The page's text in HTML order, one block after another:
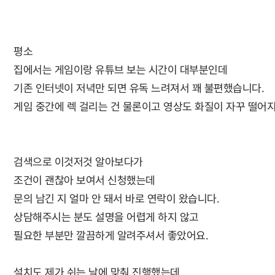
평소
집에서는 게임이랑 유튜브 보는 시간이 대부분인데
기존 인터넷이 저녁만 되면 유독 느려져서 꽤 불편했습니다.
게임 중간에 렉 걸리는 건 물론이고 영상도 화질이 자꾸 떨어
검색으로 이것저것 알아보다가
조건이 괜찮아 보여서 신청했는데
문의 남긴 지 얼마 안 돼서 바로 연락이 왔습니다.
상담해주시는 분도 설명을 어렵게 하지 않고
필요한 부분만 깔끔하게 알려주셔서 좋았어요.
설치도 제가 쉬는 날에 맞춰 진행했는데